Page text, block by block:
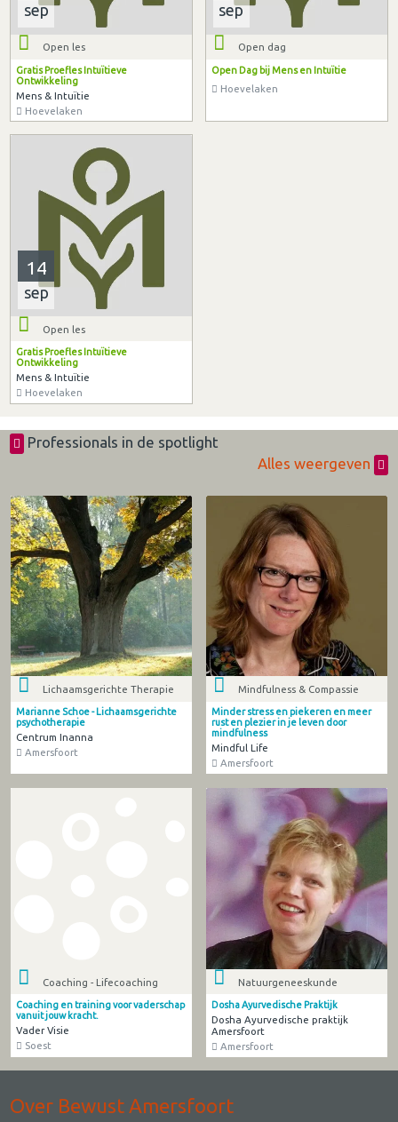
sep
Open les
Gratis Proefles Intuïtieve
Ontwikkeling
Mens & Intuïtie
Hoevelaken
sep
Open dag
Open Dag bij Mens en Intuïtie
Hoevelaken
14
sep
Open les
Gratis Proefles Intuïtieve
Ontwikkeling
Mens & Intuïtie
Hoevelaken
Professionals in de spotlight
Alles weergeven
Lichaamsgerichte Therapie
Marianne Schoe - Lichaamsgerichte
psychotherapie
Centrum Inanna
Amersfoort
Mindfulness & Compassie
Minder stress en piekeren en meer
rust en plezier in je leven door
mindfulness
Mindful Life
Amersfoort
Coaching - Lifecoaching
Coaching en training voor vaderschap
vanuit jouw kracht.
Vader Visie
Soest
Natuurgeneeskunde
Dosha Ayurvedische Praktijk
Dosha Ayurvedische praktijk
Amersfoort
Amersfoort
Over Bewust Amersfoort